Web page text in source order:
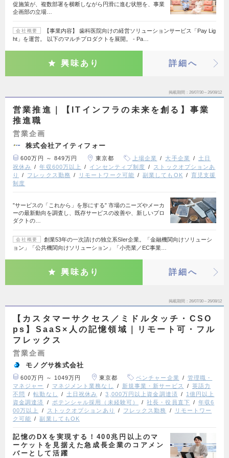
促施策が、複数部署を横断しながら円滑に進む状態を、事業
企画部の立場…
会社概要
【事業内容】 歯科医院向けの経営ソリューションサービス「Pay Lig
ht」を運営。 以下のマルチプロダクトを展開。 - Pa…
興味あり 詳細へ
掲載期間 26/07/30～26/08/12
営業推進｜【ITインフラの未来を創る】事業
推進職
営業企画
株式会社アイティフォー
600万円 ～ 849万円 東京都 上場企業 大手企業
土日
祝休み
年収600万以上 インセンティブ制度
ストックオプションあ
り
フレックス勤務 リモートワーク可能 副業してもOK
育児支援
制度
”サービスの「これから」を形にする” 市場のニーズやメーカ
ーの最新動向を調査し、既存サービスの改善や、新しいプロ
ダクトの…
会社概要
創業53年の一次請けの独立系SIer企業。「金融機関向けソリューシ
ョン」「公共機関向けソリューション」「小売業／EC事業…
興味あり 詳細へ
掲載期間 26/07/30～26/08/12
【カスタマーサクセス／ミドルタッチ・CSO
ps】SaaS×人の記憶領域｜リモート可・フル
フレックス
営業企画
モノグサ株式会社
600万円 ～ 1049万円 東京都 ベンチャー企業
管理職・
マネジャー
マネジメント業務なし 新規事業・新サービス
英語力
不問
転勤なし 土日祝休み 3,000万円以上資金調達済
1億円以上
資金調達済
ポテンシャル採用（未経験可） 社長・役員直下
年収6
00万以上
ストックオプションあり フレックス勤務
リモートワー
ク可能
副業してもOK
記憶のDXを実現する！400兆円以上のマ
ーケットを見据えた急成⻑企業のコアメン
バーとして活躍